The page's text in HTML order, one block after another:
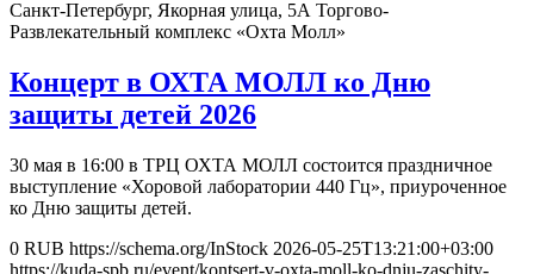
Санкт-Петербург, Якорная улица, 5А Торгово-
Развлекательный комплекс «Охта Молл»
Концерт в ОХТА МОЛЛ ко Дню
защиты детей 2026
30 мая в 16:00 в ТРЦ ОХТА МОЛЛ состоится праздничное
выступление «Хоровой лаборатории 440 Гц», приуроченное
ко Дню защиты детей.
0 RUB https://schema.org/InStock 2026-05-25T13:21:00+03:00
https://kuda-spb.ru/event/kontsert-v-oxta-moll-ko-dnju-zaschity-